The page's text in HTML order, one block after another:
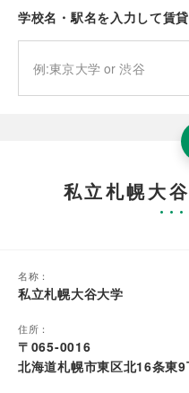
学校名・駅名を入力して賃
私立札幌大
名称：
私立札幌大谷大学
住所：
〒065-0016
北海道札幌市東区北16条東